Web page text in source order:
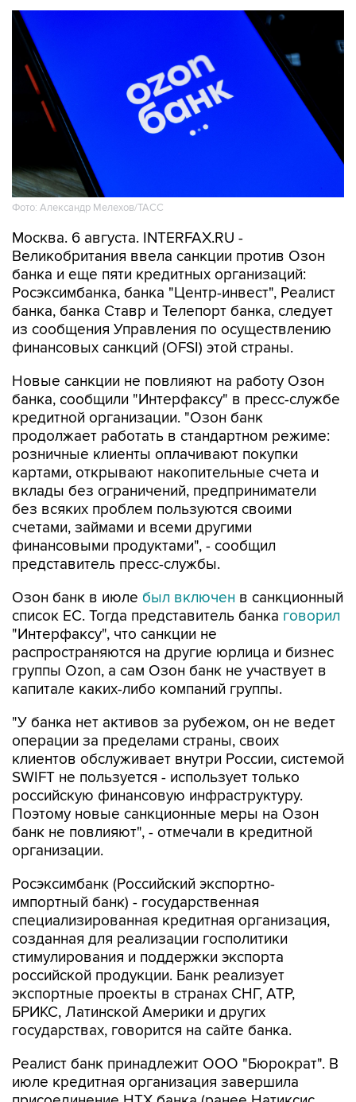
Фото: Александр Мелехов/ТАСС
Москва. 6 августа. INTERFAX.RU -
Великобритания ввела санкции против Озон
банка и еще пяти кредитных организаций:
Росэксимбанка, банка "Центр-инвест", Реалист
банка, банка Ставр и Телепорт банка, следует
из сообщения Управления по осуществлению
финансовых санкций (OFSI) этой страны.
Новые санкции не повлияют на работу Озон
банка, сообщили "Интерфаксу" в пресс-службе
кредитной организации. "Озон банк
продолжает работать в стандартном режиме:
розничные клиенты оплачивают покупки
картами, открывают накопительные счета и
вклады без ограничений, предприниматели
без всяких проблем пользуются своими
счетами, займами и всеми другими
финансовыми продуктами", - сообщил
представитель пресс-службы.
Озон банк в июле был включен в санкционный
список ЕС. Тогда представитель банка говорил
"Интерфаксу", что санкции не
распространяются на другие юрлица и бизнес
группы Ozon, а сам Озон банк не участвует в
капитале каких-либо компаний группы.
"У банка нет активов за рубежом, он не ведет
операции за пределами страны, своих
клиентов обслуживает внутри России, системой
SWIFT не пользуется - использует только
российскую финансовую инфраструктуру.
Поэтому новые санкционные меры на Озон
банк не повлияют", - отмечали в кредитной
организации.
Росэксимбанк (Российский экспортно-
импортный банк) - государственная
специализированная кредитная организация,
созданная для реализации госполитики
стимулирования и поддержки экспорта
российской продукции. Банк реализует
экспортные проекты в странах СНГ, АТР,
БРИКС, Латинской Америки и других
государствах, говорится на сайте банка.
Реалист банк принадлежит ООО "Бюрократ". В
июле кредитная организация завершила